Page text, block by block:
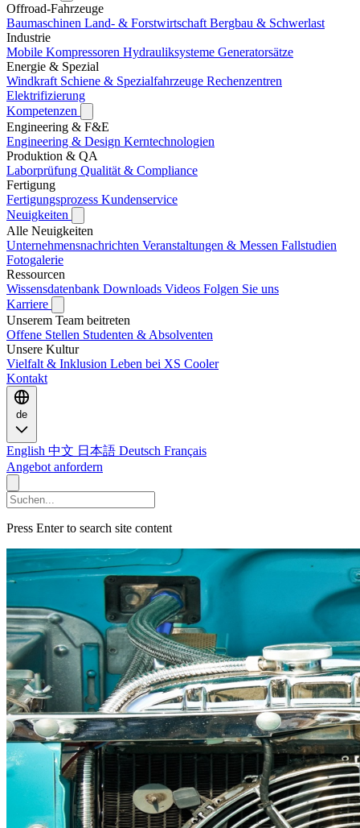
Offroad-Fahrzeuge
Baumaschinen Land- & Forstwirtschaft Bergbau & Schwerlast
Industrie
Mobile Kompressoren Hydrauliksysteme Generatorsätze
Energie & Spezial
Windkraft Schiene & Spezialfahrzeuge Rechenzentren
Elektrifizierung
Kompetenzen
Engineering & F&E
Engineering & Design Kerntechnologien
Produktion & QA
Laborprüfung Qualität & Compliance
Fertigung
Fertigungsprozess Kundenservice
Neuigkeiten
Alle Neuigkeiten
Unternehmensnachrichten Veranstaltungen & Messen Fallstudien
Fotogalerie
Ressourcen
Wissensdatenbank Downloads Videos Folgen Sie uns
Karriere
Unserem Team beitreten
Offene Stellen Studenten & Absolventen
Unsere Kultur
Vielfalt & Inklusion Leben bei XS Cooler
Kontakt
de
English 中文 日本語 Deutsch Français
Angebot anfordern
Press Enter to search site content